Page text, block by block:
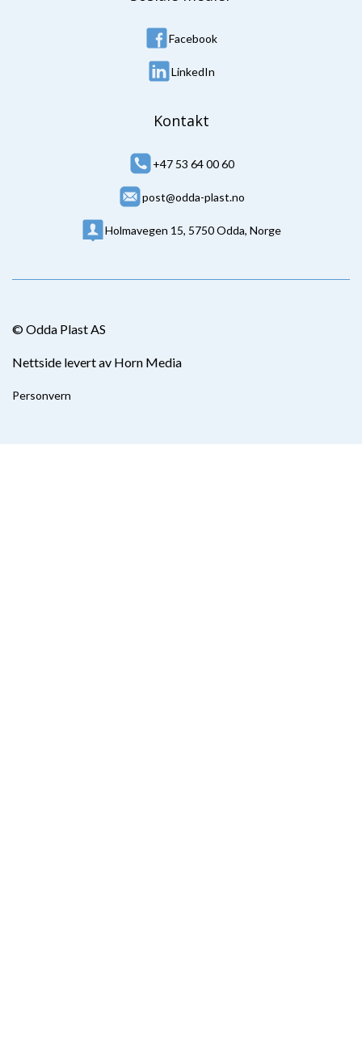
Facebook
LinkedIn
Kontakt
+47 53 64 00 60
post@odda-plast.no
Holmavegen 15, 5750 Odda, Norge
© Odda Plast AS
Nettside levert av Horn Media
Personvern